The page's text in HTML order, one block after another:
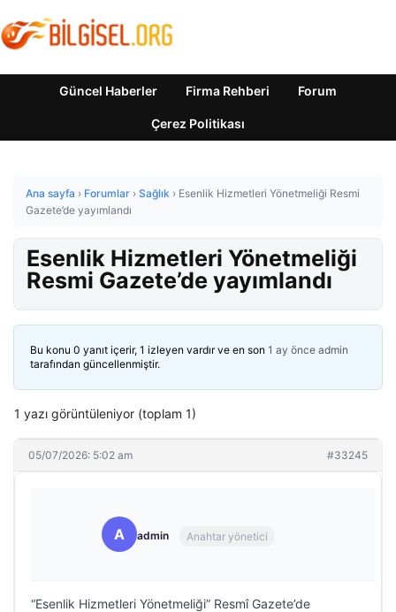
Güncel Haberler Firma Rehberi Forum
Çerez Politikası
Ana sayfa › Forumlar › Sağlık › Esenlik Hizmetleri Yönetmeliği Resmi
Gazete’de yayımlandı
Esenlik Hizmetleri Yönetmeliği
Resmi Gazete’de yayımlandı
Bu konu 0 yanıt içerir, 1 izleyen vardır ve en son 1 ay önce admin
tarafından güncellenmiştir.
1 yazı görüntüleniyor (toplam 1)
05/07/2026: 5:02 am #33245
A admin Anahtar yönetici
“Esenlik Hizmetleri Yönetmeliği” Resmî Gazete’de